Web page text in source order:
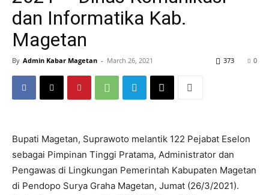
dan Informatika Kab.
Magetan
By Admin Kabar Magetan - March 26, 2021 0
373
Bupati Magetan, Suprawoto melantik 122 Pejabat Eselon
sebagai Pimpinan Tinggi Pratama, Administrator dan
Pengawas di Lingkungan Pemerintah Kabupaten Magetan
di Pendopo Surya Graha Magetan, Jumat (26/3/2021).